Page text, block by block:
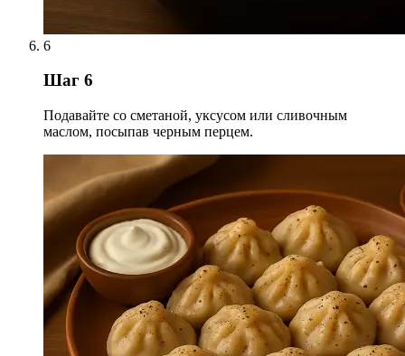
6
Шаг 6
Подавайте со сметаной, уксусом или сливочным
маслом, посыпав черным перцем.